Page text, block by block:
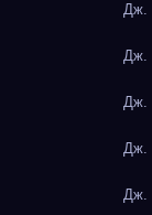
Дж.
Дж.
Дж.
Дж.
Дж.